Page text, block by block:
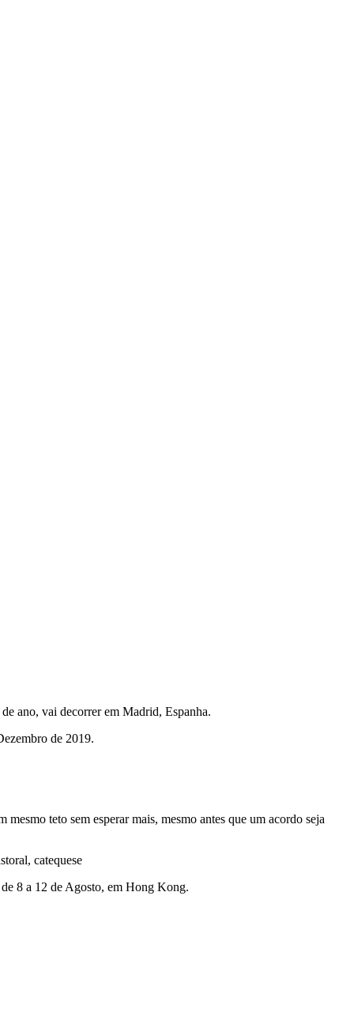
ano, vai decorrer em Madrid, Espanha.
de 2019.
teto sem esperar mais, mesmo antes que um acordo seja
catequese
8 a 12 de Agosto, em Hong Kong.